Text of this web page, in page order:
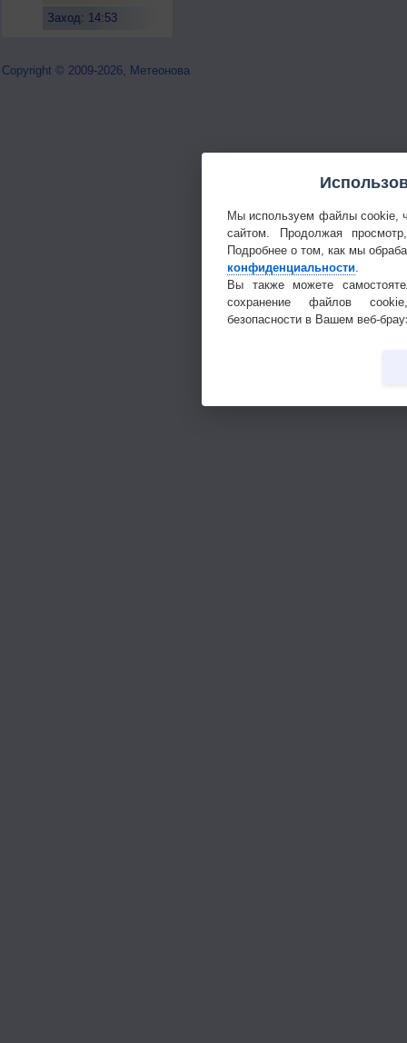
Заход: 14:53
Copyright © 2009-2026, Метеонова
Мы используем файлы cookie,
сайтом. Продолжая
Подробнее о том, как мы
конфиденциальности.
Вы также можете
сохранение файлов
безопасности в Вашем веб-